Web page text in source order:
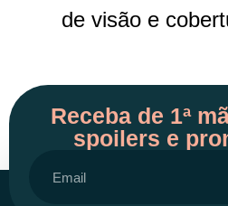
de visão e
Receba de 1ª
spoilers e